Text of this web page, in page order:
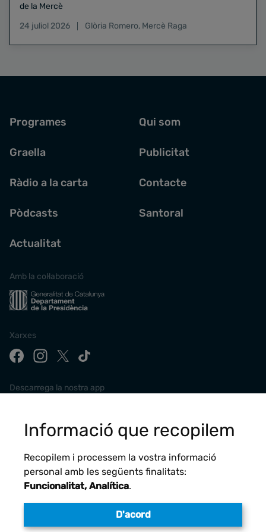
de la Mercè
24 juliol 2026
Glòria Romero, Mercè Raga
Programes
Graella
Ràdio a la carta
Pòdcasts
Actualitat
Qui som
Publicitat
Contacte
Santoral
Amb la col·laboració
Xarxes
Descarrega la nostra app
Avís legal
Informació que recopilem
Recopilem i processem la vostra informació
personal amb les següents finalitats:
Funcionalitat, Analítica.
D'acord